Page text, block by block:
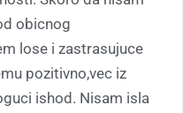
obicnog
lose i zastrasujuce
pozitivno,vec iz
ishod. Nisam isla